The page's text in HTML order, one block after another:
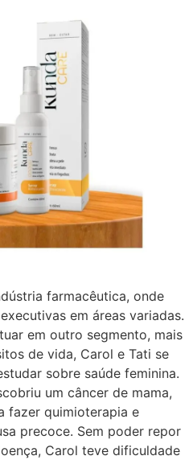
farmacêutica, onde
em áreas variadas.
em outro segmento, mais
de vida, Carol e Tati se
sobre saúde feminina.
um câncer de mama,
fazer quimioterapia e
precoce. Sem poder repor
Carol teve dificuldade